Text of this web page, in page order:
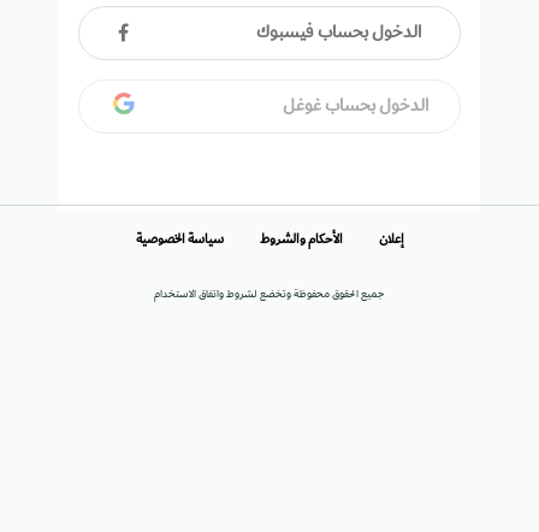
الدخول بحساب فيسبوك
الدخول بحساب غوغل
جميع الحقوق محفوظة وتخضع لشروط واتفاق الاستخدام
إعلان الأحكام والشروط سياسة الخصوصية